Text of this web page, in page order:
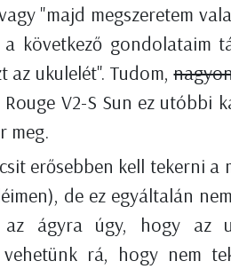
"majd megszeretem
következő gondolataim
az ukulelét". Tudom,
V2-S Sun ez utóbbi
meg.
erősebben kell tekerni
de ez egyáltalán
az ágyra úgy, hogy az
vehetünk rá, hogy nem